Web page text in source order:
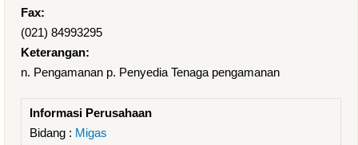
Fax:
(021) 84993295
Keterangan:
n. Pengamanan p. Penyedia Tenaga pengamanan
Informasi Perusahaan
Bidang : Migas